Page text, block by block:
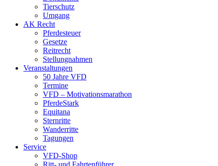
Tierschutz
Umgang
AK Recht
Pferdesteuer
Gesetze
Reitrecht
Stellungnahmen
Veranstaltungen
50 Jahre VFD
Termine
VFD – Motivationsmarathon
PferdeStark
Equitana
Sternritte
Wanderritte
Tagungen
Service
VFD-Shop
Ritt- und Fahrtenführer